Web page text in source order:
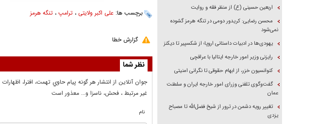
برچسب ها: علی اکبر ولایتی ، ترامپ، تنگه هرمز
گزارش خطا
نظر شما
جوان آنلاين از انتشار هر گونه پيام حاوي تهمت، افترا، اظهارات
غير مرتبط ، فحش، ناسزا و... معذور است
نام
اربعین حسینی (ع) از منظر فقه و روایت
محسن رضایی: کریدور دومی در تنگه هرمز گشوده
نمی‌شود
یهودی‌ها در ادبیات داستانی اروپا؛ از شکسپیر تا دیکنز
رایزنی وزیر امور خارجه ایتالیا با عراقچی
کنوانسیون خزر، از ابهام حقوقی تا نگرانی امنیتی
گفت‌وگوی تلفنی وزرای امور خارجه ایران و سلطنت
عمان
تغییر رویه دشمن در ترور از شیخ فضل‌الله تا مصباح
یزدی